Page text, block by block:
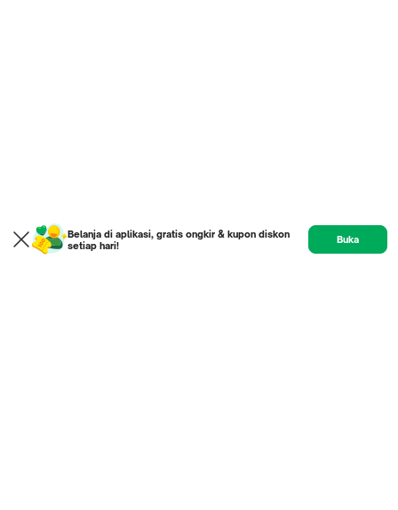
Belanja di aplikasi, gratis ongkir & kupon diskon
setiap hari!
Buka